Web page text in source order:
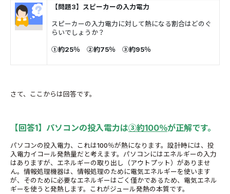
【問題3】スピーカーの入力電力
スピーカーの入力電力に対して熱になる割合はどのぐ
らいでしょうか？
①約25％ ②約75％ ③約95％
さて、ここからは回答です。
【回答1】パソコンの投入電力は③約100％が正解です。
パソコンの投入電力、これは100％が熱になります。設計時には、投
入電力イコール発熱量だと考えます。パソコンにはエネルギーの入力
はありますが、エネルギーの取り出し（アウトプット）がありませ
ん。情報処理機器は、情報処理のために電気エネルギーを使います
が、そのために必要なエネルギーはごく僅かであるため、電気エネル
ギーを使うと発熱します。これがジュール発熱の本質です。